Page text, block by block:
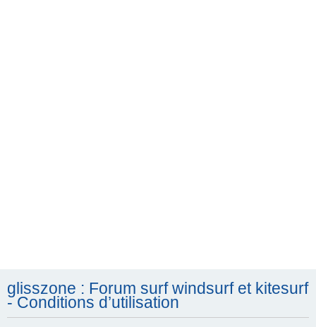
glisszone : Forum surf windsurf et kitesurf
- Conditions d’utilisation